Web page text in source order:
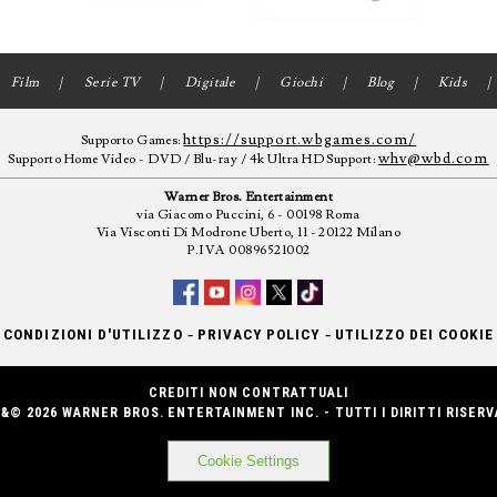
Film Serie TV Digitale Giochi Blog Kids
Supporto Games:https://support.wbgames.com/
Supporto Home Video - DVD / Blu-ray / 4k Ultra HD Support:whv@wbd.com
Warner Bros. Entertainment
via Giacomo Puccini, 6 - 00198 Roma
Via Visconti Di Modrone Uberto, 11 - 20122 Milano
P.IVA 00896521002
CONDIZIONI D'UTILIZZO - PRIVACY POLICY - UTILIZZO DEI COOKIE
CREDITI NON CONTRATTUALI
2026 WARNER BROS. ENTERTAINMENT INC. - TUTTI I DIRITTI
Cookie Settings